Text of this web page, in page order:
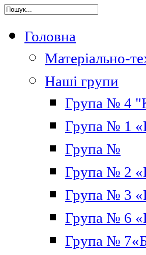
Головна
Матеріально-
Наші групи
Група № 4
Група № 1
Група №
Група № 2
Група № 3
Група № 6
Група №